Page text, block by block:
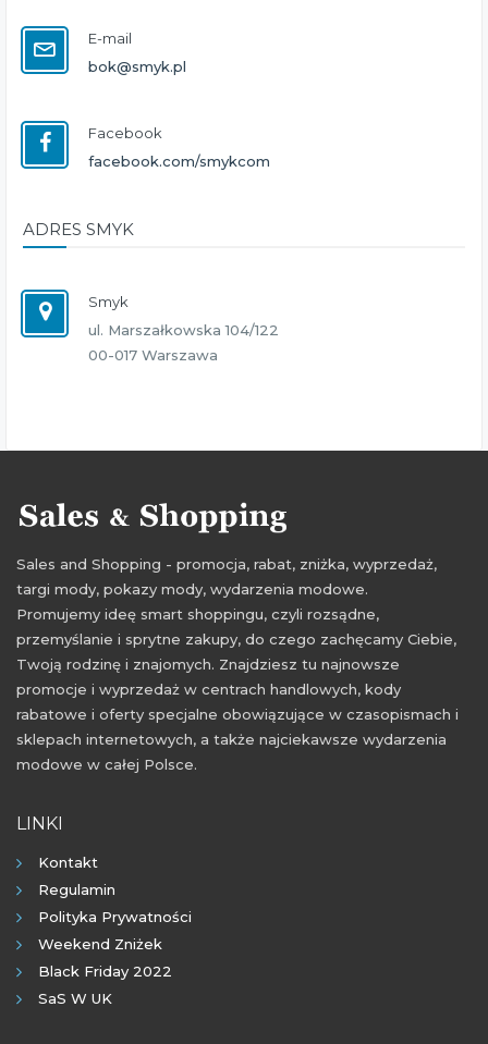
E-mail
bok@smyk.pl
Facebook
facebook.com/smykcom
ADRES SMYK
Smyk
ul. Marszałkowska 104/122
00-017 Warszawa
Sales and Shopping - promocja, rabat, zniżka, wyprzedaż,
targi mody, pokazy mody, wydarzenia modowe.
Promujemy ideę smart shoppingu, czyli rozsądne,
przemyślanie i sprytne zakupy, do czego zachęcamy Ciebie,
Twoją rodzinę i znajomych. Znajdziesz tu najnowsze
promocje i wyprzedaż w centrach handlowych, kody
rabatowe i oferty specjalne obowiązujące w czasopismach i
sklepach internetowych, a także najciekawsze wydarzenia
modowe w całej Polsce.
LINKI
Kontakt
Regulamin
Polityka Prywatności
Weekend Zniżek
Black Friday 2022
SaS W UK